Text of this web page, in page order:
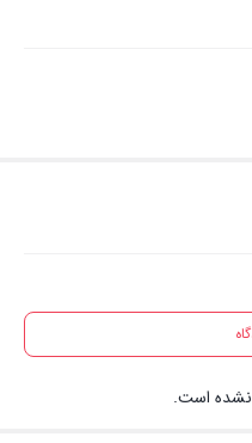
نشده است.